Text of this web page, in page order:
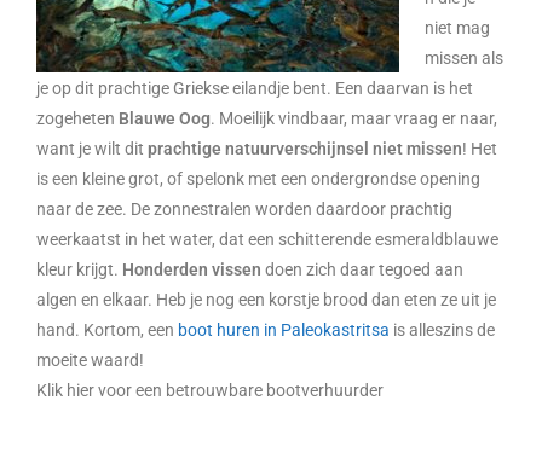
niet mag
missen als
je op dit prachtige Griekse eilandje bent. Een daarvan is het
zogeheten Blauwe Oog. Moeilijk vindbaar, maar vraag er naar,
want je wilt dit prachtige natuurverschijnsel niet missen! Het
is een kleine grot, of spelonk met een ondergrondse opening
naar de zee. De zonnestralen worden daardoor prachtig
weerkaatst in het water, dat een schitterende esmeraldblauwe
kleur krijgt. Honderden vissen doen zich daar tegoed aan
algen en elkaar. Heb je nog een korstje brood dan eten ze uit je
hand. Kortom, een boot huren in Paleokastritsa is alleszins de
moeite waard!
Klik hier voor een betrouwbare bootverhuurder